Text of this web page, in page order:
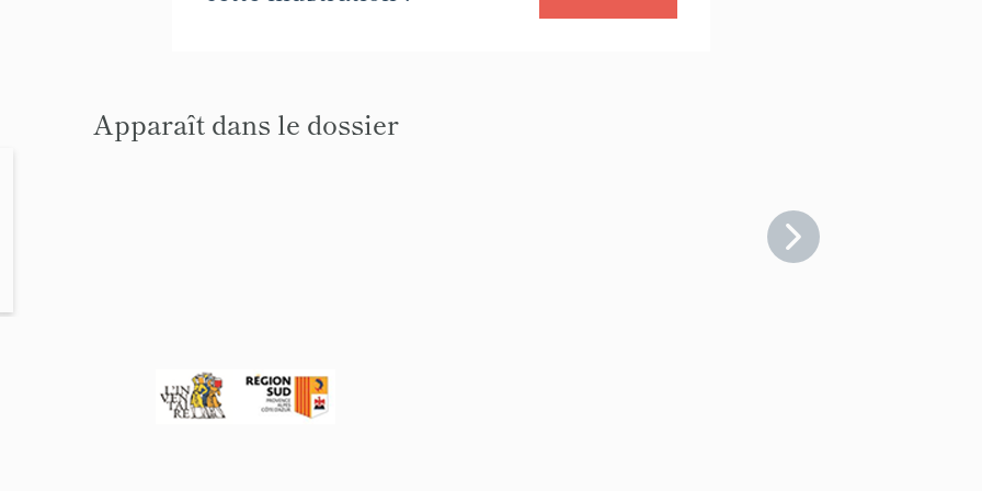
Apparaît dans le dossier